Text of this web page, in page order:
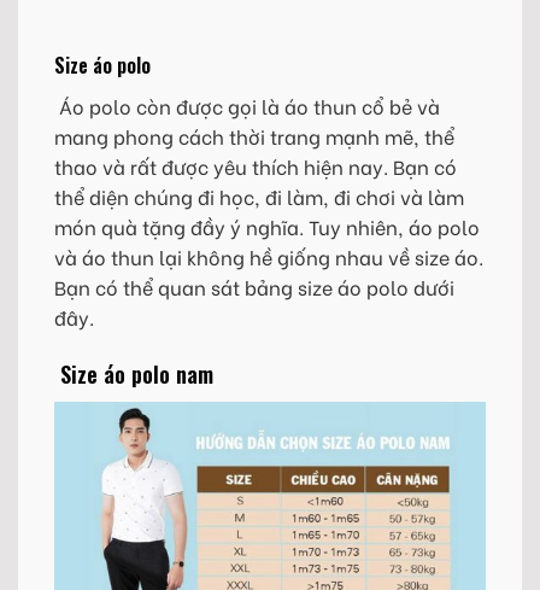
Size áo polo
Áo polo còn được gọi là áo thun cổ bẻ và
mang phong cách thời trang mạnh mẽ, thể
thao và rất được yêu thích hiện nay. Bạn có
thể diện chúng đi học, đi làm, đi chơi và làm
món quà tặng đầy ý nghĩa. Tuy nhiên, áo polo
và áo thun lại không hề giống nhau về size áo.
Bạn có thể quan sát bảng size áo polo dưới
đây.
Size áo polo nam